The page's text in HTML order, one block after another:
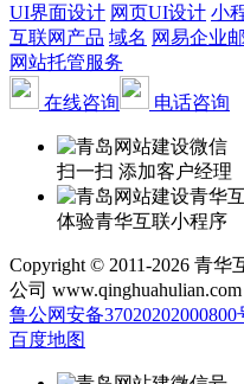
UI界面设计 网页UI设计 小
互联网产品 域名 网易企业
网站托管服务
在线咨询
电话咨询
扫一扫 添加客户经理
体验青华互联小程序
Copyright © 2011-2026 青
公司
鲁公网安备37020202000800
百度地图